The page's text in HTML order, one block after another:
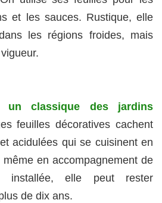
et les sauces. Rustique, elle
les régions froides, mais
un classique des jardins
feuilles décoratives cachent
acidulées qui se cuisinent en
en accompagnement de
installée, elle peut rester
de dix ans.